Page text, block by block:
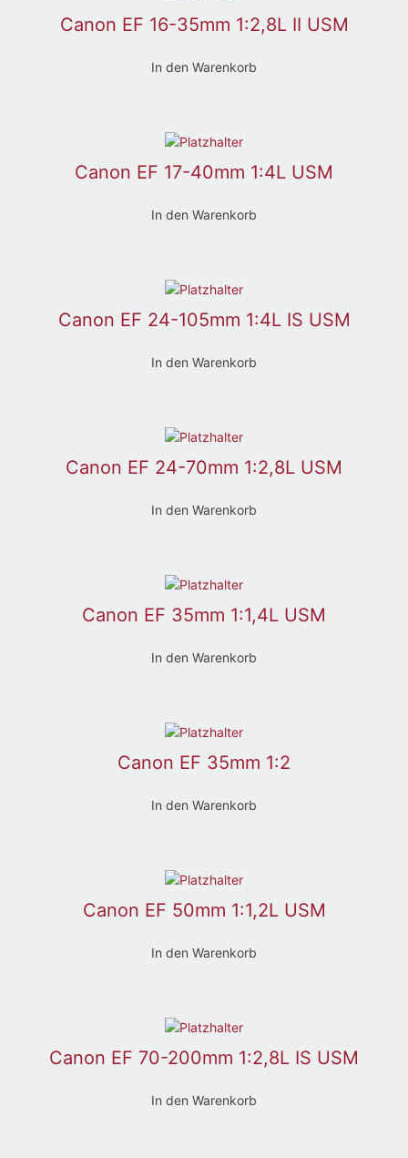
Canon EF 16-35mm 1:2,8L II USM
In den Warenkorb
Canon EF 17-40mm 1:4L USM
In den Warenkorb
Canon EF 24-105mm 1:4L IS USM
In den Warenkorb
Canon EF 24-70mm 1:2,8L USM
In den Warenkorb
Canon EF 35mm 1:1,4L USM
In den Warenkorb
Canon EF 35mm 1:2
In den Warenkorb
Canon EF 50mm 1:1,2L USM
In den Warenkorb
Canon EF 70-200mm 1:2,8L IS USM
In den Warenkorb